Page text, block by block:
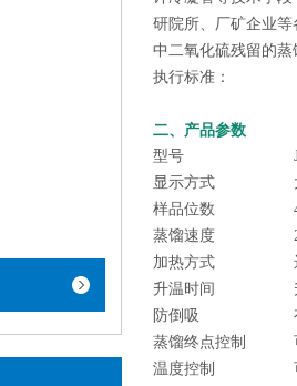
研院所、厂矿企业
中二氧化硫残留的蒸
执行标准：
二、产品参数
型号
显示方式
样品位数
蒸馏速度
加热方式
升温时间
防倒吸
蒸馏终点控制
温度控制